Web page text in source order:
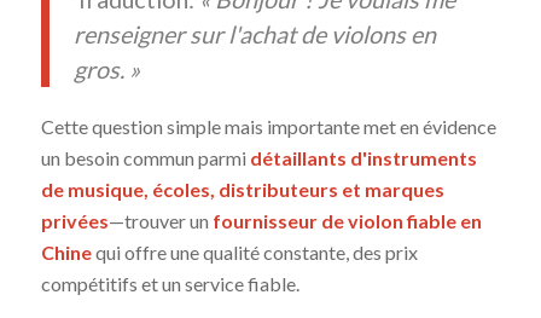
renseigner sur l'achat de violons en
gros. »
Cette question simple mais importante met en évidence
un besoin commun parmi détaillants d'instruments
de musique, écoles, distributeurs et marques
privées—trouver un fournisseur de violon fiable en
Chinequi offre une qualité constante, des prix
compétitifs et un service fiable.